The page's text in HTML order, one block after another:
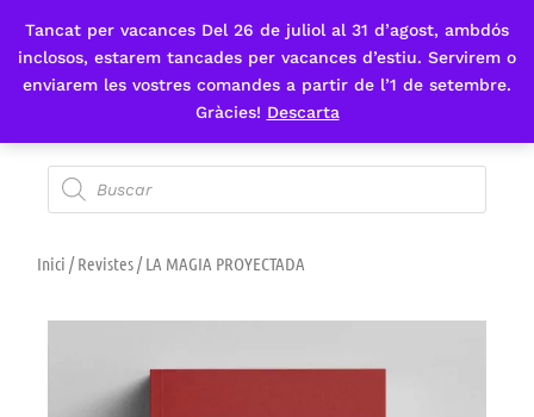
Tancat per vacances Del 26 de juliol al 31 d’agost, ambdós
inclosos, estarem tancades per vacances d’estiu. Servirem o
enviarem les vostres comandes a partir de l’1 de setembre.
Gràcies! Descarta
Fes-te'n sòcia
Inici /Revistes/ LA MAGIA PROYECTADA